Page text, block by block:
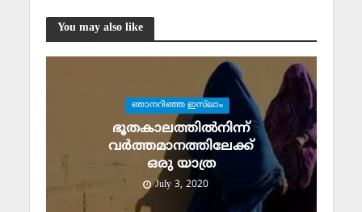
You may also like
ഞാനറിഞ്ഞ ഇസ്‌ലാം
ഭൂതകാലത്തില്‍നിന്ന്
വര്‍ത്തമാനത്തിലേക്ക്
ഒരു യാത്ര
July 3, 2020